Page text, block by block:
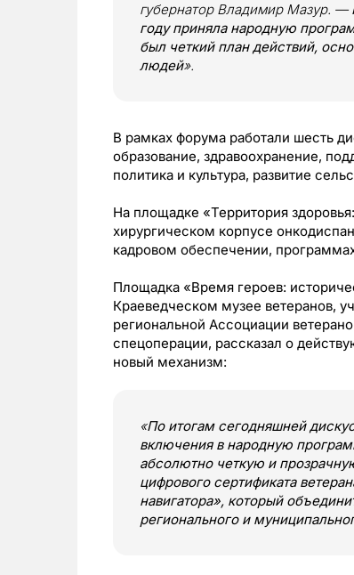
губернатор Владимир Мазур. —
году приняла народную
был четкий план действий,
людей».
В рамках форума работали шесть
образование, здравоохранение,
политика и культура, развитие
На площадке «Территория
хирургическом корпусе
кадровом обеспечении,
Площадка «Время героев:
Краеведческом музее ветеранов,
региональной Ассоциации
спецоперации, рассказал о
новый механизм:
«По итогам сегодняшней
включения в народную
абсолютно четкую и
цифрового сертификата
навигатора», который
регионального и